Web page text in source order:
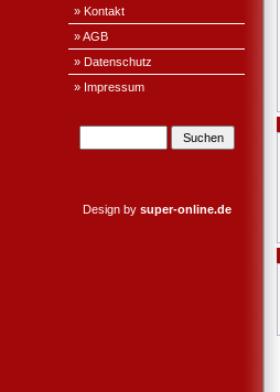
» Kontakt
» AGB
» Datenschutz
» Impressum
Design by super-online.de